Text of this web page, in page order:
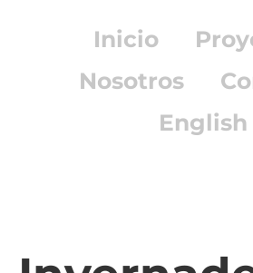
Inicio
Nosotros
English